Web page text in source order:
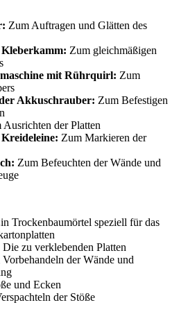
Zum Auftragen und Glätten des
Zum gleichmäßigen
mit Rührquirl: Zum
Akkuschrauber: Zum Befestigen
Ausrichten der Platten
Zum Markieren der
Zum Befeuchten der Wände und
Trockenbaumörtel speziell für das
Die zu verklebenden Platten
Vorbehandeln der Wände und
und Ecken
der Stöße